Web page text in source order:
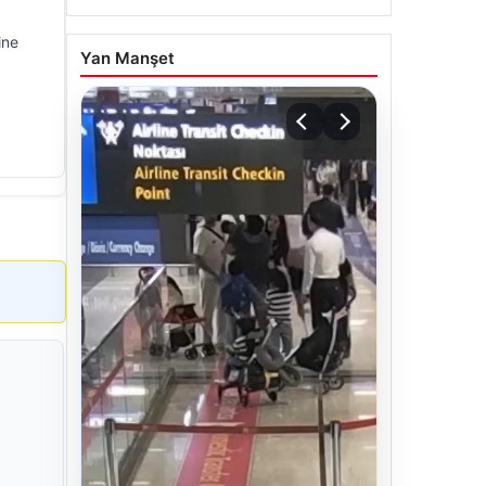
Yan Manşet